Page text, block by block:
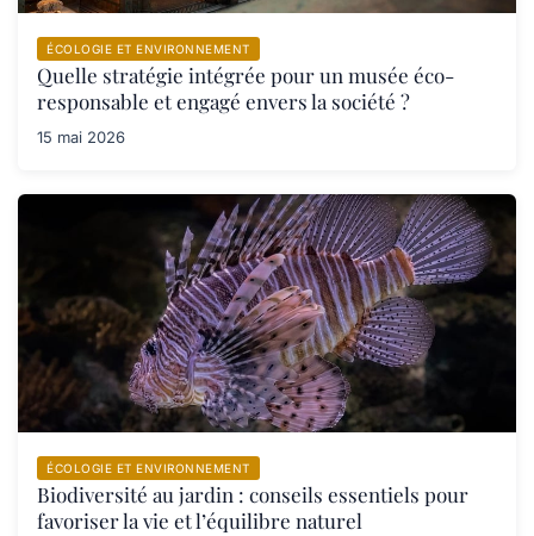
ÉCOLOGIE ET ENVIRONNEMENT
Quelle stratégie intégrée pour un musée éco-
responsable et engagé envers la société ?
15 mai 2026
ÉCOLOGIE ET ENVIRONNEMENT
Biodiversité au jardin : conseils essentiels pour
favoriser la vie et l’équilibre naturel